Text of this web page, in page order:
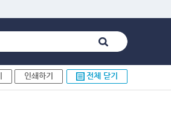
인쇄하기 전체 닫기